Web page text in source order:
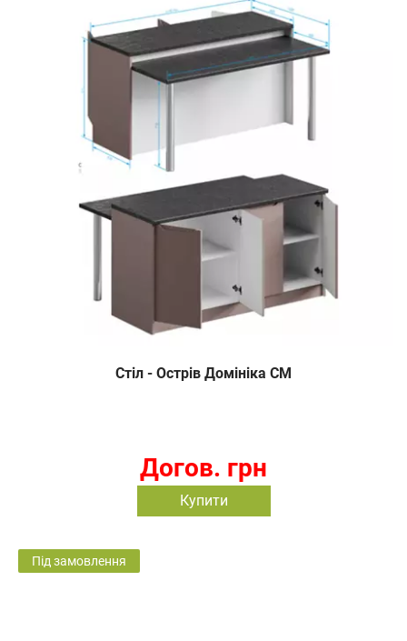
Стіл - Острів Домініка СМ
Догов. грн
Купити
Під замовлення